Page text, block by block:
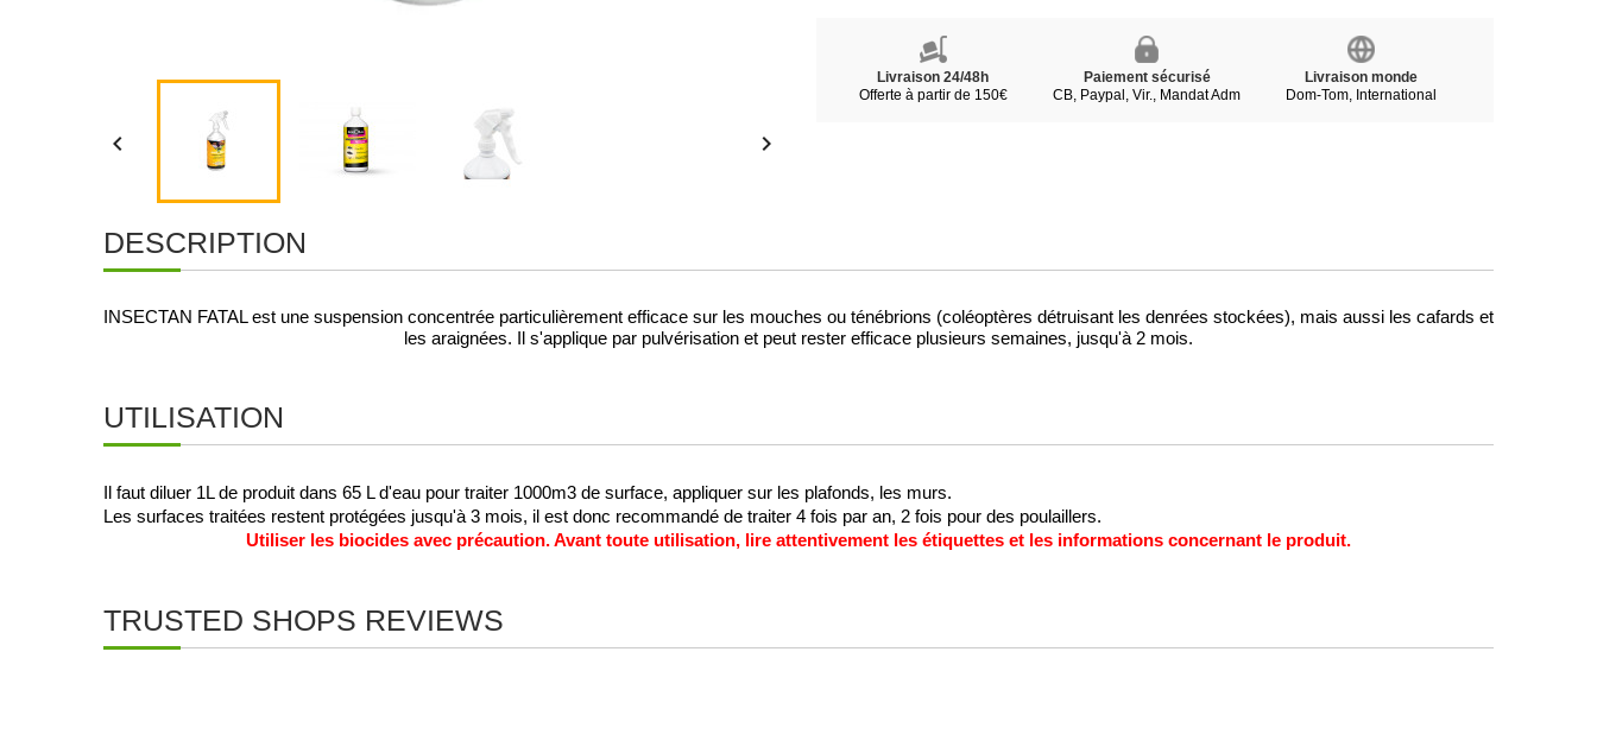
 
Livraison 24/48h
Offerte à partir de 150€
Paiement sécurisé
CB, Paypal, Vir., Mandat Adm
Livraison monde
Dom-Tom, International
DESCRIPTION
INSECTAN FATAL est une suspension concentrée particulièrement efficace sur les mouches ou ténébrions (coléoptères détruisant les denrées stockées), mais aussi les cafards et
les araignées. Il s'applique par pulvérisation et peut rester efficace plusieurs semaines, jusqu'à 2 mois.
UTILISATION
Il faut diluer 1L de produit dans 65 L d'eau pour traiter 1000m3 de surface, appliquer sur les plafonds, les murs.
Les surfaces traitées restent protégées jusqu'à 3 mois, il est donc recommandé de traiter 4 fois par an, 2 fois pour des poulaillers.
Utiliser les biocides avec précaution. Avant toute utilisation, lire attentivement les étiquettes et les informations concernant le produit.
TRUSTED SHOPS REVIEWS